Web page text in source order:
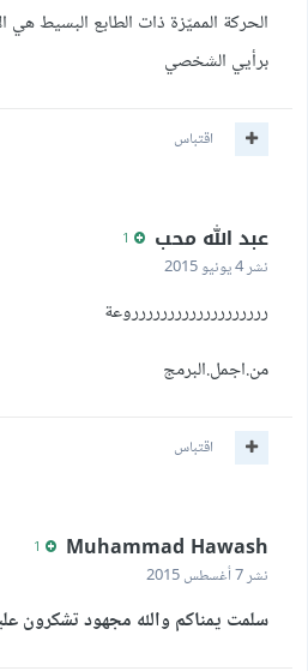
الحركة المميّزة ذات الطابع البسيط
برأيي الشخصي
اقتباس
عبد الله محب
نشر4 يونيو 2015
ررررررررررررررررررروعة
من.اجمل.البرمج
اقتباس
Muhammad Hawash
نشر7 أغسطس 2015
سلمت يمناكم والله مجهود تشكرون